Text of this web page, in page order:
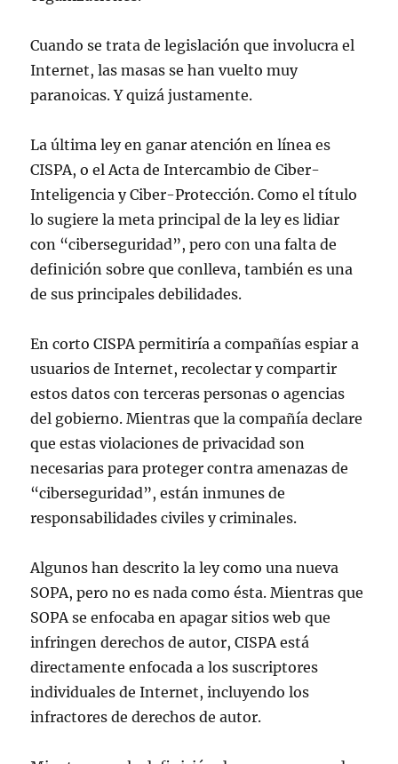
Cuando se trata de legislación que involucra el
Internet, las masas se han vuelto muy
paranoicas. Y quizá justamente.
La última ley en ganar atención en línea es
CISPA, o el Acta de Intercambio de Ciber-
Inteligencia y Ciber-Protección. Como el título
lo sugiere la meta principal de la ley es lidiar
con “ciberseguridad”, pero con una falta de
definición sobre que conlleva, también es una
de sus principales debilidades.
En corto CISPA permitiría a compañías espiar a
usuarios de Internet, recolectar y compartir
estos datos con terceras personas o agencias
del gobierno. Mientras que la compañía declare
que estas violaciones de privacidad son
necesarias para proteger contra amenazas de
“ciberseguridad”, están inmunes de
responsabilidades civiles y criminales.
Algunos han descrito la ley como una nueva
SOPA, pero no es nada como ésta. Mientras que
SOPA se enfocaba en apagar sitios web que
infringen derechos de autor, CISPA está
directamente enfocada a los suscriptores
individuales de Internet, incluyendo los
infractores de derechos de autor.